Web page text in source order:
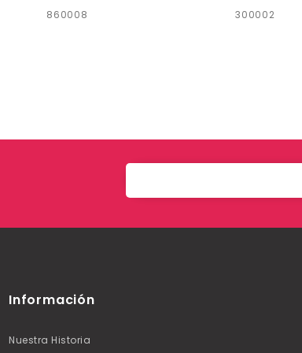
860008 300002
Información
Nuestra Historia